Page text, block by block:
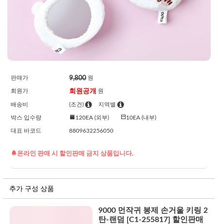
판매가 9,800원
회원가 회원공개 원
배송비 (조건) 지역별
박스 입수량 120EA (외부) 10EA (내부)
대표 바코드 8809632256050
온라인 판매 시 할인판매 금지 상품입니다.
추가 구성 상품
9000 먼작귀 봉제 손거울 키링 2
탄-랜덤 [C1-255817] 할인판매